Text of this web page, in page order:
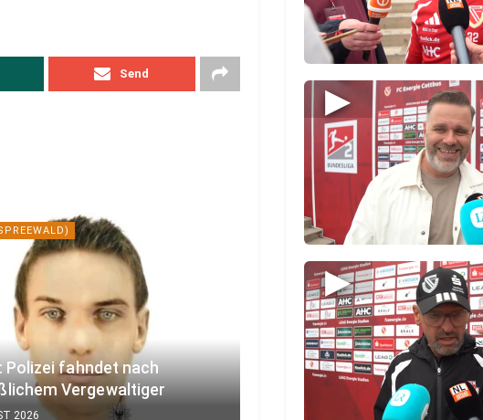
Send
Polizei fahndet nach
Vergewaltiger
2026
▶
▶